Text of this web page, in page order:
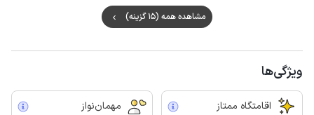
مشاهده همه (15 گزینه)
ویژگی‌ها
اقامتگاه ممتاز مهمان‌نواز